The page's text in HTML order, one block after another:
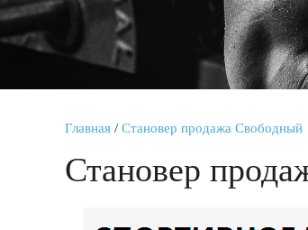
Главная / Становер продажа Свободный
Становер